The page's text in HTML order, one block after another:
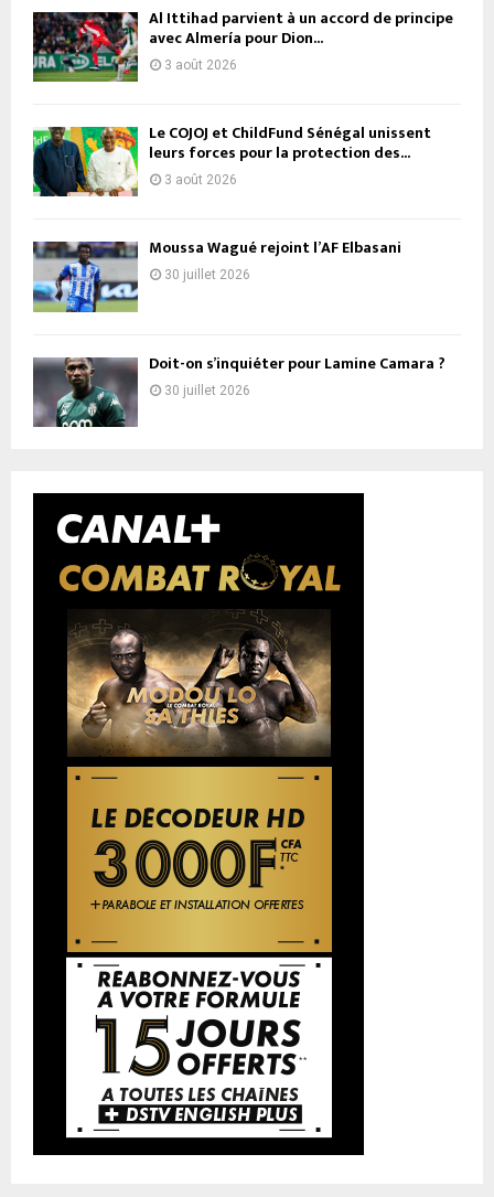
Al Ittihad parvient à un accord de principe
avec Almería pour Dion...
3 août 2026
Le COJOJ et ChildFund Sénégal unissent
leurs forces pour la protection des...
3 août 2026
Moussa Wagué rejoint l’AF Elbasani
30 juillet 2026
Doit-on s’inquiéter pour Lamine Camara ?
30 juillet 2026